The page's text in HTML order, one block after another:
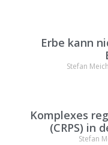
Erbe kann
Stefan
Komplexes
(CRPS) in
Stefan